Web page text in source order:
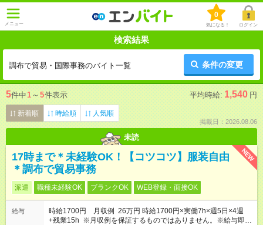
メニュー
0
気になる！ ログイン
検索結果
調布で貿易・国際事務のバイト一覧 条件の変更
5件中1 ～ 5件表示 平均時給: 1,540 円
新着順 時給順 人気順
掲載日：2026.08.06
未読
NEW
17時まで＊未経験OK！【コツコツ】服装自由
＊調布で貿易事務
派遣 職種未経験OK ブランクOK WEB登録・面接OK
給与
時給1700円 月収例 26万円 時給1700円×実働7h×週5日×4週
+残業15h ※月収例を保証するものではありません。※給与即受